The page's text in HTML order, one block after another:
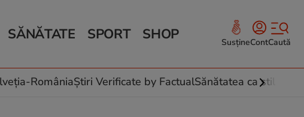
SĂNĂTATE
Relații
Rețete culinare
SPORT SHOP SusțineContCaută
RomâniaȘtiri Verificate by FactualSănătatea ca stil de